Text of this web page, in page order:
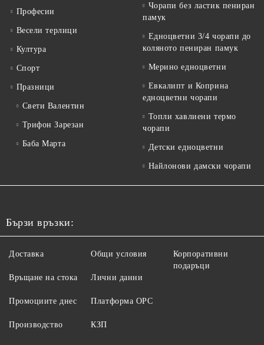
Професии
Весели терлици
Култура
Спорт
Празници
Свети Валентин
Трифон Зарезан
Баба Марта
Чорапи без ластик пениран
памук
Едноцветни 3/4 чорапи до
коляното пениран памук
Мерино едноцветни
Евкалипт и Коприна
едноцветни чорапи
Топли хавлиени термо
чорапи
Детски едноцветни
Найлонови дамски чорапи
Бързи връзки:
Доставка
Връщане на стока
Промоциите днес
Производство
Общи условия
Лични данни
Платформа ОРС
КЗП
Корпоративни
подаръци